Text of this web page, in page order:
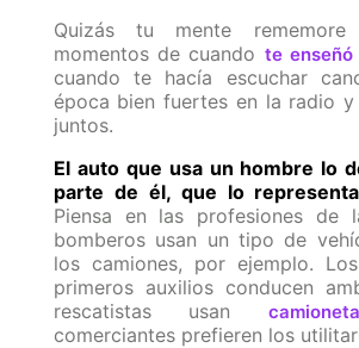
Quizás tu mente
momentos de cuando te
cuando te hacía escuchar
época bien fuertes en la radio y
juntos.
El auto que usa un hombre lo
parte de él, que lo
Piensa en las profesiones de
bomberos usan un tipo de
los camiones, por ejemplo.
primeros auxilios conducen
rescatistas usan
comerciantes prefieren los